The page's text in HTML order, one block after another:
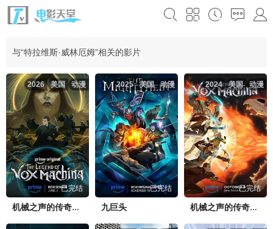
与“特拉维斯·威林厄姆”相关的影片
动漫
美国
2026
已完结
机械之声的传奇第四季
动漫
美国
2025
已完结
九巨头
动漫
美国
2024
已完结
机械之声的传奇第三季